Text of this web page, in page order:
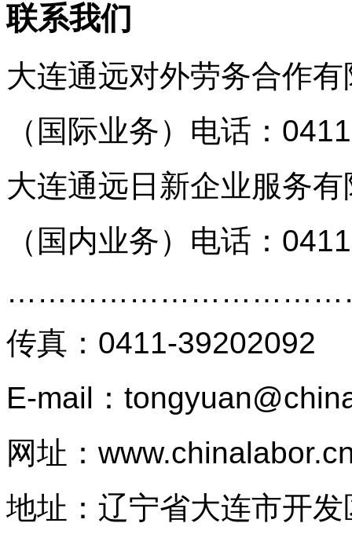
联系我们
大连通远对外劳务合作有
（国际业务） 电话：
大连通远日新企业服务有
（国内业务） 电话：
传真 ： 0411-39202092
E-mail：
网址：
地址：辽宁省大连市开